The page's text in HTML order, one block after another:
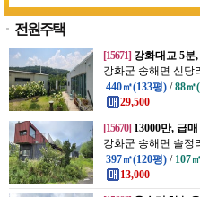
전원주택
[15671] 강화대교 5분
강화군 송해면 신당
440㎡(133평) /88㎡
29,500
[15670] 13000만, 급
강화군 송해면 솔정
397㎡(120평) / 107
13,000